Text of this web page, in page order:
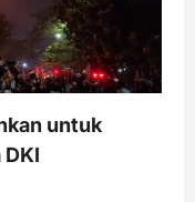
untuk
DKI